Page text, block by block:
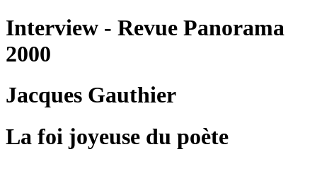
Interview - Revue Panorama
2000
Jacques Gauthier
La foi joyeuse du poète